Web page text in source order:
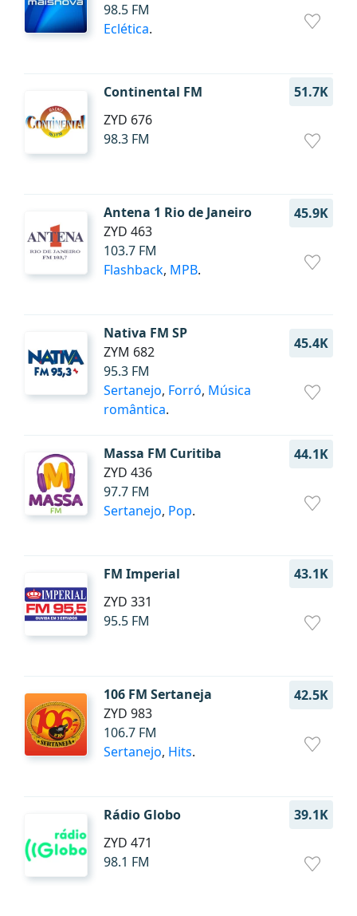
98.5 FM
Eclética.
Continental FM
51.7K
ZYD 676
98.3 FM
Antena 1 Rio de Janeiro
45.9K
ZYD 463
103.7 FM
Flashback, MPB.
Nativa FM SP
45.4K
ZYM 682
95.3 FM
Sertanejo, Forró, Música
romântica.
Massa FM Curitiba
44.1K
ZYD 436
97.7 FM
Sertanejo, Pop.
FM Imperial
43.1K
ZYD 331
95.5 FM
106 FM Sertaneja
42.5K
ZYD 983
106.7 FM
Sertanejo, Hits.
Rádio Globo
39.1K
ZYD 471
98.1 FM